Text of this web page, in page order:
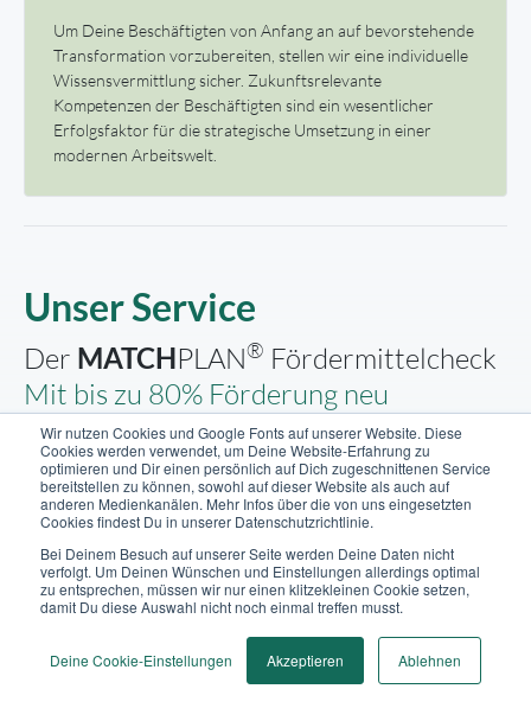
Wir nutzen Cookies und Google Fonts auf unserer Website. Diese
Cookies werden verwendet, um Deine Website-Erfahrung zu
optimieren und Dir einen persönlich auf Dich zugeschnittenen Service
bereitstellen zu können, sowohl auf dieser Website als auch auf
anderen Medienkanälen. Mehr Infos über die von uns eingesetzten
Cookies findest Du in unserer Datenschutzrichtlinie.
Bei Deinem Besuch auf unserer Seite werden Deine Daten nicht
verfolgt. Um Deinen Wünschen und Einstellungen allerdings optimal
zu entsprechen, müssen wir nur einen klitzekleinen Cookie setzen,
damit Du diese Auswahl nicht noch einmal treffen musst.
Deine Cookie-Einstellungen Akzeptieren Ablehnen
Um Deine Beschäftigten von Anfang an auf bevorstehende
Transformation vorzubereiten, stellen wir eine individuelle
Wissensvermittlung sicher. Zukunftsrelevante
Kompetenzen der Beschäftigten sind ein wesentlicher
Erfolgsfaktor für die strategische Umsetzung in einer
modernen Arbeitswelt.
Unser Service
Der MATCHPLAN® Fördermittelcheck
Mit bis zu 80% Förderung neu
angreifen!
Wir helfen Dir mit wenigen Schritten dabei, die
Förderfähigkeit Deines Unternehmens zu prüfen.
Fülle unser Formular aus und wir suchen für Dich
Möglichkeiten, um Deine Wettbewerbsfähigkeit zu sichern.
Profitiere von unserer langjährigen Expertise als
akkreditiertes Beratungsunternehmen!